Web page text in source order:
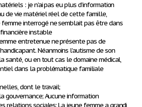
: je n’ai pas eu plus d’information
de vie matériel réel de cette famille,
interrogé ne semblait pas être dans
instable
entretenue ne présente pas de
Néanmoins l’autisme de son
santé, ou en tout cas le domaine médical,
dans la problématique familiale
, dont le travail;
gouvernance; Aucune information
relations sociales; La jeune femme a grandi